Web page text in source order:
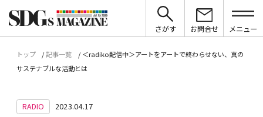
さがす お問合せ メニュー
トップ 記事一覧
＜radiko配信中＞アートをアートで終わらせない、真の
サステナブルな活動とは
RADIO 2023.04.17